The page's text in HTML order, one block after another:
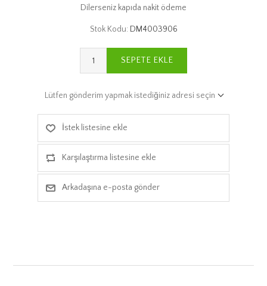
Dilerseniz kapıda nakit ödeme
Stok Kodu: DM4003906
SEPETE EKLE
Lütfen gönderim yapmak istediğiniz adresi seçin
İstek listesine ekle
Karşılaştırma listesine ekle
Arkadaşına e-posta gönder